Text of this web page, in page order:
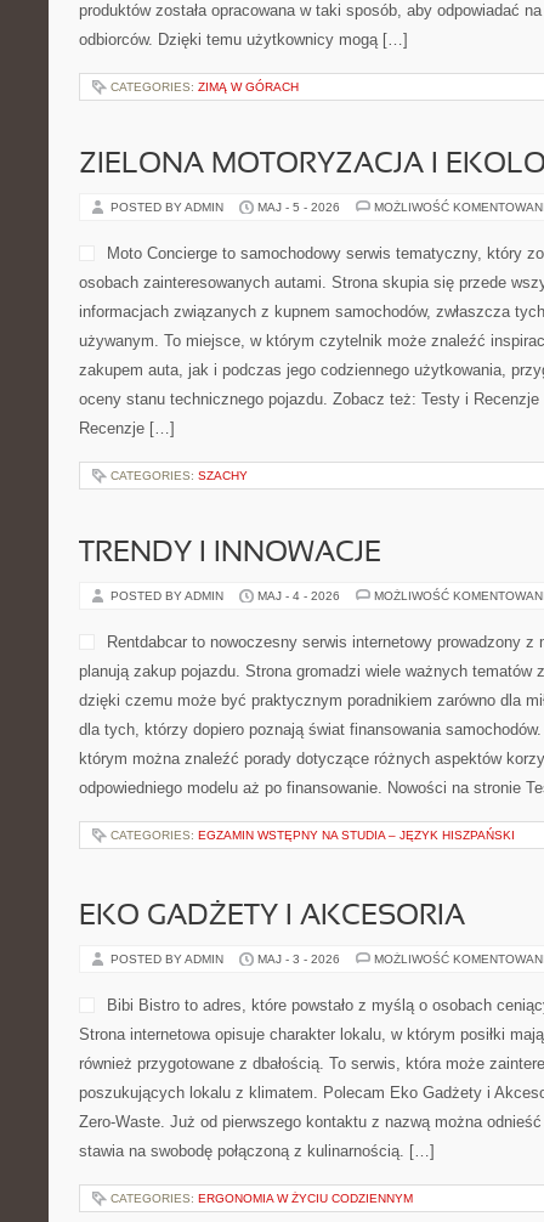
produktów została opracowana w taki sposób, aby odpowiadać
odbiorców. Dzięki temu użytkownicy mogą […]
CATEGORIES: ZIMĄ W GÓRACH
ZIELONA MOTORYZACJA I
POSTED BY ADMIN MAJ - 5 - 2026 MOŻLIWOŚĆ
Moto Concierge to samochodowy serwis tematyczny, który
osobach zainteresowanych autami. Strona skupia się przede
informacjach związanych z kupnem samochodów, zwłaszcza
używanym. To miejsce, w którym czytelnik może znaleźć
zakupem auta, jak i podczas jego codziennego użytkowania,
oceny stanu technicznego pojazdu. Zobacz też: Testy i
Recenzje […]
CATEGORIES: SZACHY
TRENDY I INNOWACJE
POSTED BY ADMIN MAJ - 4 - 2026 MOŻLIWOŚĆ
Rentdabcar to nowoczesny serwis internetowy prowadzony z
planują zakup pojazdu. Strona gromadzi wiele ważnych tematów
dzięki czemu może być praktycznym poradnikiem zarówno dla
dla tych, którzy dopiero poznają świat finansowania
którym można znaleźć porady dotyczące różnych aspektów
odpowiedniego modelu aż po finansowanie. Nowości na stronie
CATEGORIES: EGZAMIN WSTĘPNY NA STUDIA – JĘZYK HISZPAŃSKI
EKO GADŻETY I AKCESORIA
POSTED BY ADMIN MAJ - 3 - 2026 MOŻLIWOŚĆ
Bibi Bistro to adres, które powstało z myślą o osobach
Strona internetowa opisuje charakter lokalu, w którym posiłki
również przygotowane z dbałością. To serwis, która może
poszukujących lokalu z klimatem. Polecam Eko Gadżety i
Zero-Waste. Już od pierwszego kontaktu z nazwą można
stawia na swobodę połączoną z kulinarnością. […]
CATEGORIES: ERGONOMIA W ŻYCIU CODZIENNYM